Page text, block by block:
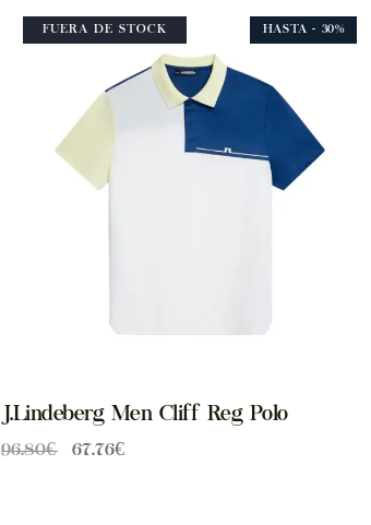
FUERA DE STOCK HASTA - 30%
J.Lindeberg Men Cliff Reg Polo
96.80€ 67.76€